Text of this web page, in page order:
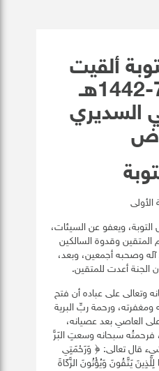
ألقيت
بتاريخ 28-7-1442هـ
السديري
الأولى
التوبة، ويعفو عن السيئات،
المتقين وقدوة السالكين
وصحبه أجمعين، وبعد،
الجنة أعدت للمتقين.
وتعالى على عباده أن فتح
ومغفرته، ورحمة ربِّ البرية
العاصي بعد عصيانه،
فرحمتُه سبحانه وسعتِ البَرَّ
قال تعالى: ﴿ وَرَحْمَتِي
يَتَّقُونَ وَيُؤْتُونَ الزَّكَاةَ